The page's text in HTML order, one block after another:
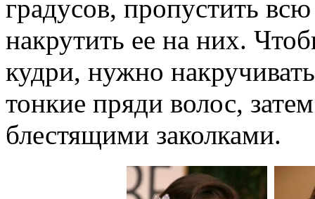
градусов, пропустить
накрутить ее на них.
кудри, нужно
тонкие пряди волос,
блестящими заколками.